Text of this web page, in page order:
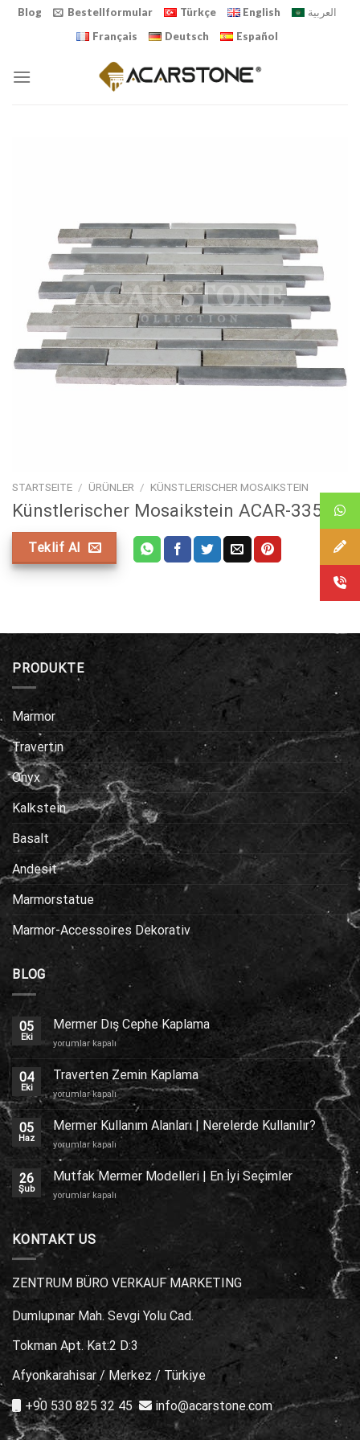
SkipBlog Bestellformular Türkçe English
العربية
Français
Deutsch Español
STARTSEITE / ÜRÜNLER / KÜNSTLERISCHER MOSAIKSTEIN
Künstlerischer Mosaikstein ACAR-335
Teklif Al
PRODUKTE
Marmor
Travertin
Onyx
Kalkstein
Basalt
Andesit
Marmorstatue
Marmor-Accessoires Dekorativ
BLOG
05
Eki
Mermer Dış Cephe Kaplama
Mermer
Dış
Cephe
Kaplama
için
yorumlar kapalı
04
Eki
Traverten Zemin Kaplama
Traverten
Zemin
Kaplama
için
yorumlar kapalı
05
Haz
Mermer Kullanım Alanları | Nerelerde Kullanılır?
Mermer
Kullanım
Alanları
Nerelerde
yorumlar kapalı
26
Şub
Mutfak Mermer Modelleri | En İyi Seçimler
Mutfak
Mermer
|
Seçimler
için
yorumlar kapalı
KONTAKT US
ZENTRUM BÜRO VERKAUF MARKETING
Dumlupınar Mah. Sevgi Yolu Cad.
Tokman Apt. Kat:2 D:3
Afyonkarahisar / Merkez / Türkiye
+90 530 825 32 45
info@acarstone.com